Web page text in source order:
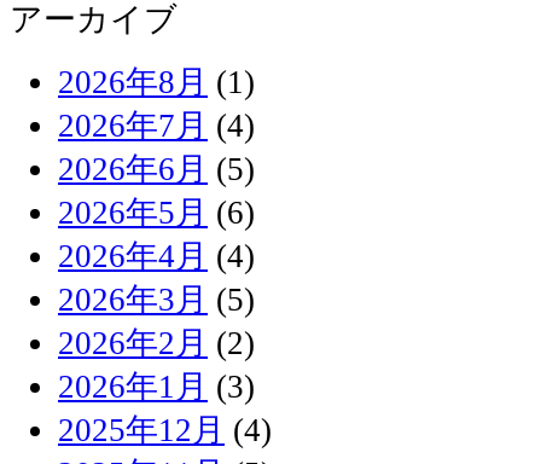
アーカイブ
2026年8月 (1)
2026年7月 (4)
2026年6月 (5)
2026年5月 (6)
2026年4月 (4)
2026年3月 (5)
2026年2月 (2)
2026年1月 (3)
2025年12月 (4)